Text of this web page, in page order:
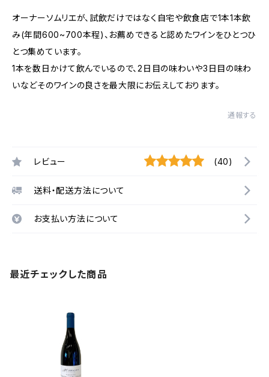
オーナーソムリエが、試飲だけではなく自宅や飲食店で1本1本飲
み(年間600~700本程)、お薦めできると認めたワインをひとつひ
とつ集めています。
1本を数日かけて飲んでいるので、2日目の味わいや3日目の味わ
いなどそのワインの良さを最大限にお伝えしております。
通報する
レビュー (40)
送料・配送方法について
お支払い方法について
最近チェックした商品